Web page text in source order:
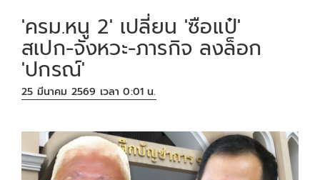
'ครม.หนู 2' เปลี่ยน 'ซือแป๋'
สเปก-จังหวะ-ภารกิจ ลงล็อก
'ปกรณ์'
25 มีนาคม 2569 เวลา 0:01 น.